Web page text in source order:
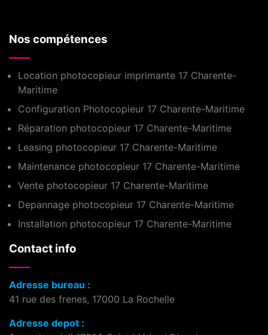
Nos compétences
Location photocopieur imprimante 17 Charente-
Maritime
Configuration Photocopieur 17 Charente-Maritime
Réparation photocopieur 17 Charente-Maritime
Leasing photocopieur 17 Charente-Maritime
Maintenance photocopieur 17 Charente-Maritime
Vente photocopieur 17 Charente-Maritime
Depannage photocopieur 17 Charente-Maritime
Installation photocopieur 17 Charente-Maritime
Contact info
Adresse bureau :
41 rue des frenes, 17000 La Rochelle
Adresse depot :